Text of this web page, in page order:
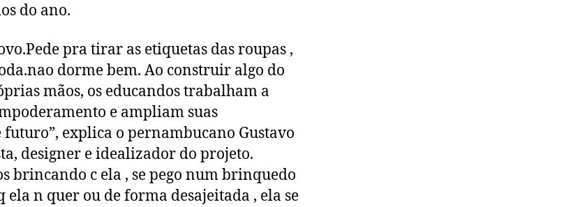
do ano.
pra tirar as etiquetas das roupas ,
dorme bem. Ao construir algo do
mãos, os educandos trabalham a
e ampliam suas
futuro”, explica o pernambucano Gustavo
designer e idealizador do projeto.
brincando c ela , se pego num brinquedo
ela n quer ou de forma desajeitada , ela se